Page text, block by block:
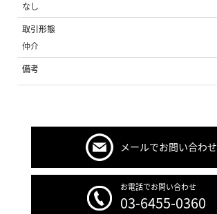
なし
取引形態
仲介
備考
メールでお問い合わせ
お電話でお問い合わせ
03-6455-0360